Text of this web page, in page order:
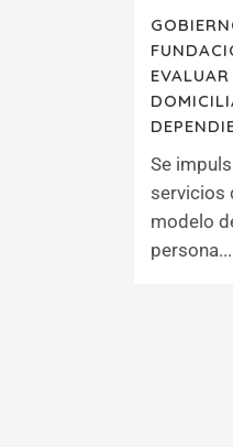
Se
servicios
modelo